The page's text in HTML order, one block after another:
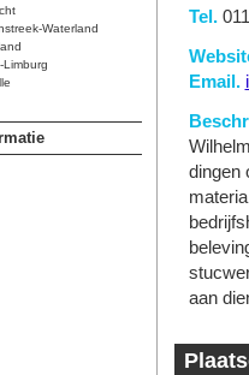
Waterland
Limburg
Tel.
Email.
dingen
aan